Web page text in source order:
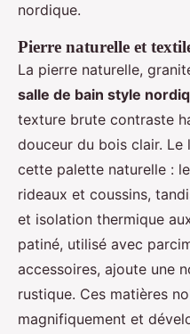
nordique.
Pierre naturelle et
La pierre naturelle,
salle de bain style
texture brute contraste
douceur du bois clair.
cette palette naturelle :
rideaux et coussins,
et isolation thermique
patiné, utilisé avec
accessoires, ajoute une
rustique. Ces matières
magnifiquement et